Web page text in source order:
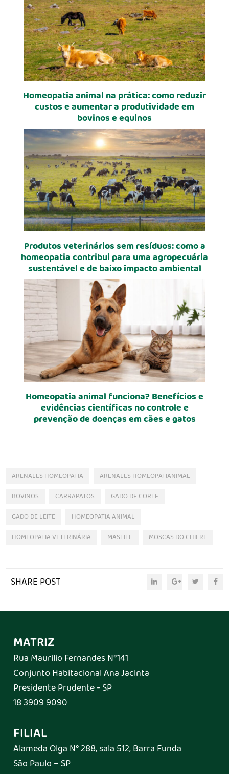
Homeopatia animal na prática: como reduzir
custos e aumentar a produtividade em
bovinos e equinos
Produtos veterinários sem resíduos: como a
homeopatia contribui para uma agropecuária
sustentável e de baixo impacto ambiental
Homeopatia animal funciona? Benefícios e
evidências científicas no controle e
prevenção de doenças em cães e gatos
ARENALES HOMEOPATIA
ARENALES HOMEOPATIANIMAL
BOVINOS
CARRAPATOS
GADO DE CORTE
GADO DE LEITE
HOMEOPATIA ANIMAL
HOMEOPATIA VETERINÁRIA
MASTITE MOSCAS DO CHIFRE
SHARE POST
MATRIZ
Rua Maurilio Fernandes N°141
Conjunto Habitacional Ana Jacinta
Presidente Prudente - SP
18 3909 9090
FILIAL
Alameda Olga N° 288, sala 512, Barra Funda
São Paulo – SP